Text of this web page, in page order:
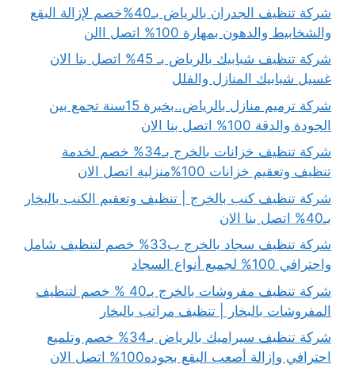
شركة تنظيف الجدران بالرياض بـ40%خصم لإزالة البقع
والشخابيط والدهون بمهارة 100% اتصل االن
شركة تنظيف شبابيك بالرياض بـ 45% اتصل بنا الان
غسيل شبابيك المنازل والفلل
شركة ترميم منازل بالرياض..بخبرة 15سنة تجمع بين
الجودة والدقة 100% اتصل بنا الان
شركة تنظيف خزانات بالخرج بـ34% خصم لخدمة
تنظيف وتعقيم خزانات 100%منزلية اتصل الان
شركة تنظيف كنب بالخرج | تنظيف وتعقيم الكنب بالبخار
بـ40% اتصل بنا الان
شركة تنظيف سجاد بالخرج ب33% خصم لتنظيف شامل
واحترافي 100% لجميع أنواع السجاد
شركة تنظيف مفروشات بالخرج بـ40 % خصم لتنظيف
المفروشات بالبخار | تنظيف مراتب بالبخار
شركة تنظيف سيراميك بالرياض بـ34% خصم وتلميع
احترافي وإزالة أصعب البقع بجوده100% اتصل الان